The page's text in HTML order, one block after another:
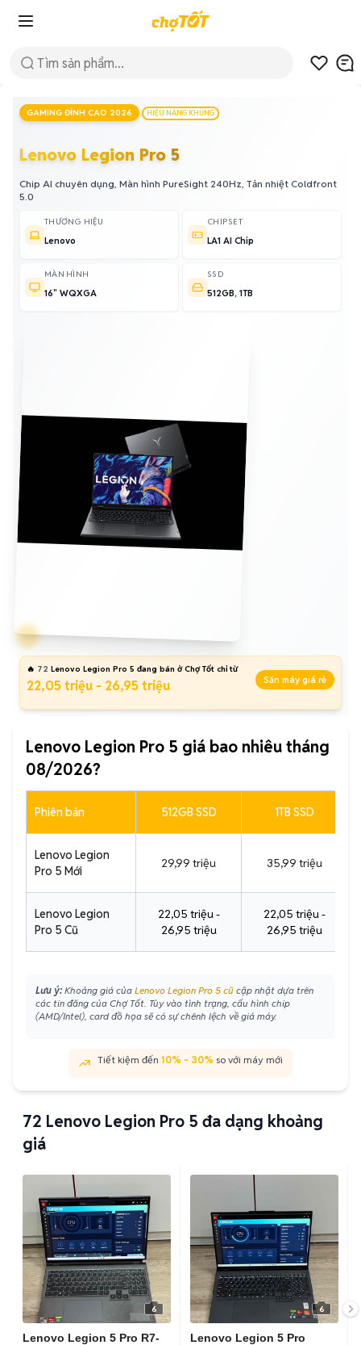
GAMING ĐỈNH CAO 2026 HIỆU NĂNG KHỦNG
Lenovo Legion Pro 5
Chip AI chuyên dụng, Màn hình PureSight 240Hz, Tản nhiệt Coldfront
5.0
THƯƠNG HIỆU
Lenovo
CHIPSET
LA1 AI Chip
MÀN HÌNH
16" WQXGA
SSD
512GB, 1TB
🔥 72 Lenovo Legion Pro 5 đang bán ở Chợ Tốt chỉ từ
22,05 triệu - 26,95 triệu Săn máy giá rẻ
Lenovo Legion Pro 5 giá bao nhiêu tháng
08/2026?
Phiên bản 512GB SSD 1TB SSD
Lenovo Legion
Pro 5 Mới
29,99 triệu 35,99 triệu
Lenovo Legion
Pro 5 Cũ
22,05 triệu -
26,95 triệu
22,05 triệu -
26,95 triệu
Lưu ý: Khoảng giá của Lenovo Legion Pro 5 cũ cập nhật dựa trên
các tin đăng của Chợ Tốt. Tùy vào tình trạng, cấu hình chip
(AMD/Intel), card đồ họa sẽ có sự chênh lệch về giá máy.
Tiết kiệm đến 10% - 30% so với máy mới
72 Lenovo Legion Pro 5 đa dạng khoảng
giá
6
Lenovo Legion 5 Pro R7-
6
Lenovo Legion 5 Pro